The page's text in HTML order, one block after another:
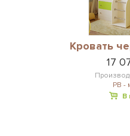
Кровать
17
РВ -
В